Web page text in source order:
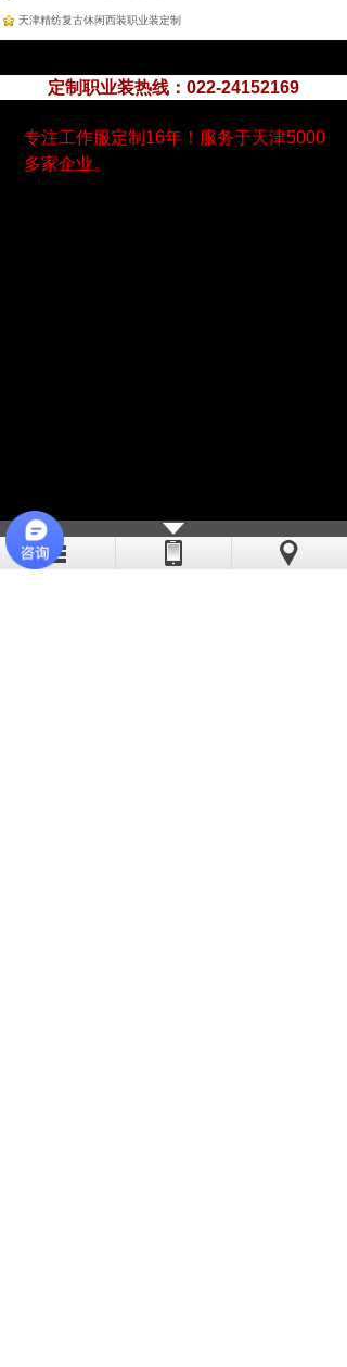
天津精纺复古休闲西装职业装定制
定制职业装热线：022-24152169
专注工作服定制16年！服务于天津5000
多家企业。